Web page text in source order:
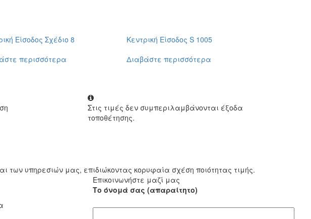
Είσοδος Σχέδιο 8
περισσότερα
Κεντρική Είσοδος S 1005
Διαβάστε περισσότερα
Στις τιμές δεν συμπεριλαμβάνονται έξοδα
τοποθέτησης.
των υπηρεσιών μας, επιδιώκοντας κορυφαία σχέση ποιότητας τιμής.
Επικοινωνήστε μαζί μας
Το όνομά σας (απαραίτητο)